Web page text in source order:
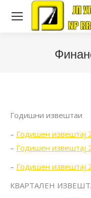
Годишни извештаи
– Годишен извештај
– Годишен извештај
– Годишен извештај
КВАРТАЛЕН